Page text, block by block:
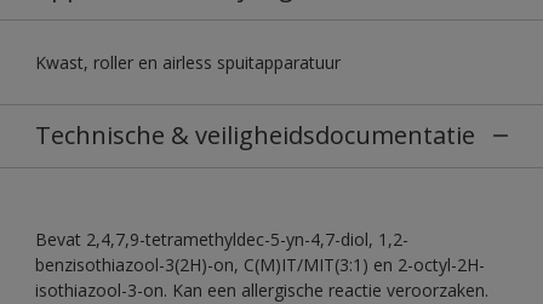
Kwast, roller en airless spuitapparatuur
Technische & veiligheidsdocumentatie
Bevat 2,4,7,9-tetramethyldec-5-yn-4,7-diol, 1,2-
benzisothiazool-3(2H)-on, C(M)IT/MIT(3:1) en 2-octyl-2H-
isothiazool-3-on. Kan een allergische reactie veroorzaken.